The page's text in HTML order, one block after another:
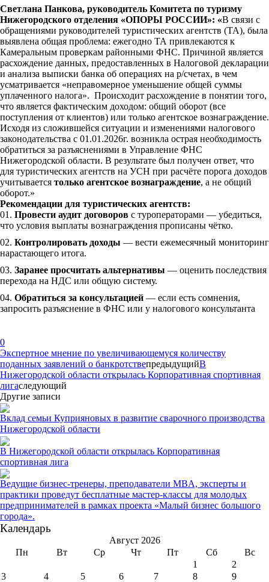
Светлана Панкова, руководитель Комитета по туризму
Нижегородского отделения «ОПОРЫ РОССИИ»: «В связи с
обращениями руководителей туристических агентств (ТА), была
выявлена общая проблема: ежегодно ТА привлекаются к
Камеральным проверкам районными ФНС. Причиной является
расхождение данных, предоставленных в Налоговой декларации
и анализа выписки банка об операциях на р/счетах, в чем
усматривается «неправомерное уменьшение общей суммы
уплаченного налога». Происходит расхождение в понятии того,
что является фактическим доходом: общий оборот (все
поступления от клиентов) или только агентское вознаграждение.
Исходя из сложившейся ситуации и изменениями налогового
законодательства с 01.01.2026г. возникла острая необходимость
обратиться за разъяснениями в Управление ФНС
Нижегородской области. В результате был получен ответ, что
для туристических агентств на УСН при расчёте порога доходов
учитывается только агентское вознаграждение, а не общий
оборот.»
Рекомендации для туристических агентств:
Провести аудит договоров с туроператорами — убедиться,
что условия выплаты вознаграждения прописаны чётко.
Контролировать доходы — вести ежемесячный мониторинг
нарастающего итога.
Заранее просчитать альтернативы — оценить последствия
перехода на НДС или общую систему.
Обратиться за консультацией — если есть сомнения,
запросить разъяснение в ФНС или у налогового консультанта
0
Экспертное мнение по увеличивающемуся количеству
поданных заявлений о банкротствепредыдущийВ
Нижегородской области открылась Корпоративная спортивная
лигаследующий
Другие записи
Вклад семьи Куприяновых в развитие сварочного производства
Нижегородской области
В Нижегородской области открылась Корпоративная
спортивная лига
Ведущие бизнес-тренеры, преподаватели MBA, эксперты и
практики проведут бесплатные мастер-классы для молодых
предпринимателей в рамках проекта «Малый бизнес большого
города».
Календарь
Август 2026
Пн
Вт Ср Чт Пт Сб Вс
1
2
3
4 5 6 7 8
9